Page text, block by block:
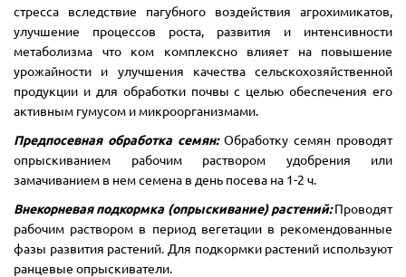
стресса вследствие пагубного воздействия агрохимикатов,
улучшение процессов роста, развития и интенсивности
метаболизма что ком комплексно влияет на повышение
урожайности и улучшения качества сельскохозяйственной
продукции и для обработки почвы с целью обеспечения его
активным гумусом и микроорганизмами.
Предпосевная обработка семян:Обработку семян проводят
опрыскиванием рабочим раствором удобрения или
замачиванием в нем семена в день посева на 1-2 ч.
Внекорневая подкормка (опрыскивание) растений:Проводят
рабочим раствором в период вегетации в рекомендованные
фазы развития растений. Для подкормки растений используют
ранцевые опрыскиватели.